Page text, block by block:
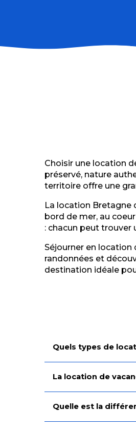
La Cabane Campétoile du
L'Auberge du Roch
Domaine de Kernolo - Le
Choisir une location
préservé, nature
territoire offre une
La location Bretagne
bord de mer, au
: chacun peut trouver
Séjourner en location
randonnées et
destination idéale
Quels types de
La location de
Quelle est la